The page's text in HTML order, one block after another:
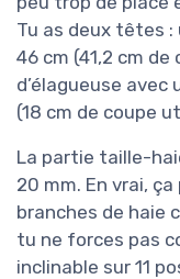
Tu as deux têtes
46 cm (41,2 cm
d’élagueuse avec
(18 cm de coupe
La partie taille-
20 mm. En vrai,
branches de haie
tu ne forces pas
inclinable sur 11